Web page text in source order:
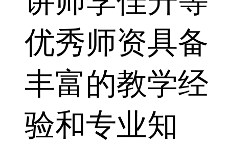
优秀师资具备
丰富的教学经
验和专业知